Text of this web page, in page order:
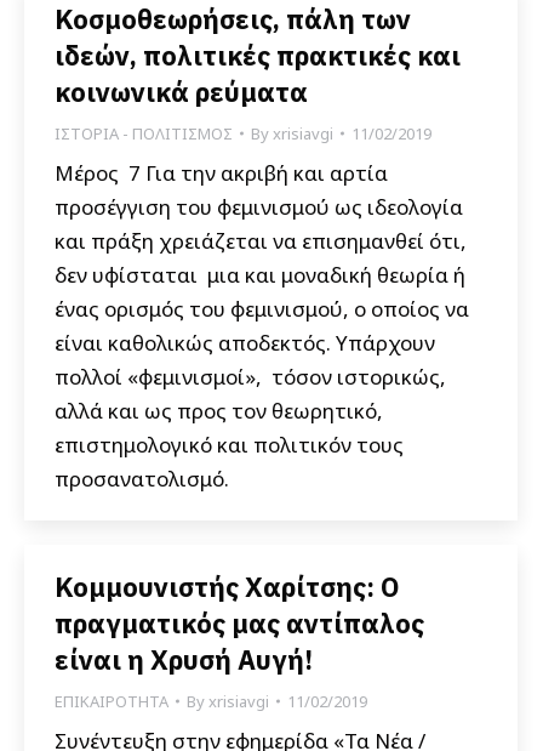
Κοσμοθεωρήσεις, πάλη των
ιδεών, πολιτικές πρακτικές και
κοινωνικά ρεύματα
ΙΣΤΟΡΙΑ - ΠΟΛΙΤΙΣΜΟΣ Byxrisiavgi 11/02/2019
Μέρος 7 Για την ακριβή και αρτία
προσέγγιση του φεμινισμού ως ιδεολογία
και πράξη χρειάζεται να επισημανθεί ότι,
δεν υφίσταται μια και μοναδική θεωρία ή
ένας ορισμός του φεμινισμού, ο οποίος να
είναι καθολικώς αποδεκτός. Υπάρχουν
πολλοί «φεμινισμοί», τόσον ιστορικώς,
αλλά και ως προς τον θεωρητικό,
επιστημολογικό και πολιτικόν τους
προσανατολισμό.
Κομμουνιστής Χαρίτσης: Ο
πραγματικός μας αντίπαλος
είναι η Χρυσή Αυγή!
ΕΠΙΚΑΙΡΟΤΗΤΑ Byxrisiavgi 11/02/2019
Συνέντευξη στην εφημερίδα «Τα Νέα /